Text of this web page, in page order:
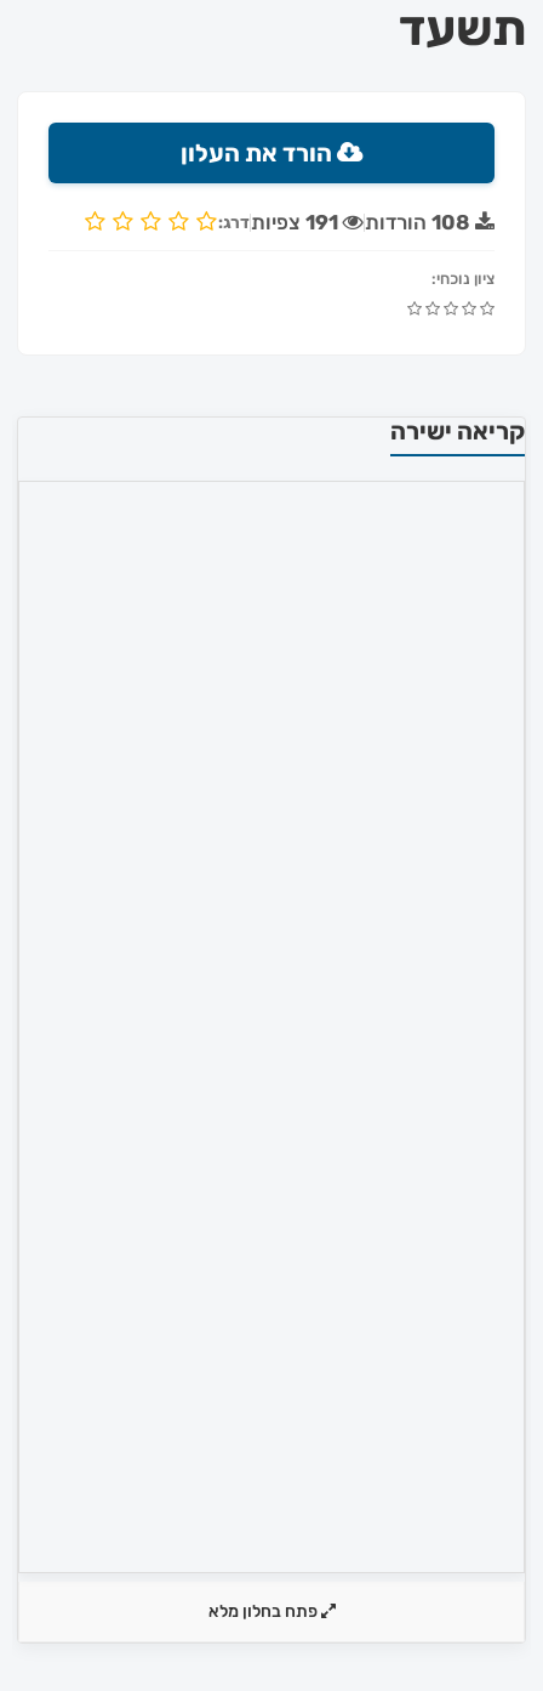
תשעד
הורד את העלון
108 הורדות 191 צפיותדרג:
ציון נוכחי:
קריאה ישירה
פתח בחלון מלא